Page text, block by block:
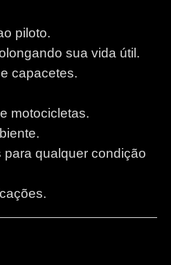
piloto.
sua vida útil.
capacetes.
motocicletas.
para qualquer condição